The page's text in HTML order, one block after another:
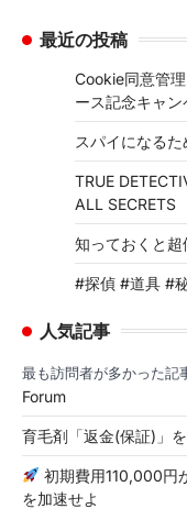
最近の投稿
Cookie同意管
ース記念キャン
スパイになる
TRUE
ALL SECRETS
知っておくと
#探偵 #道具 #
人気記事
最も訪問者が多かった記
Forum
育毛剤「返金(保証)」を
初期費用110,000円
を加速せよ